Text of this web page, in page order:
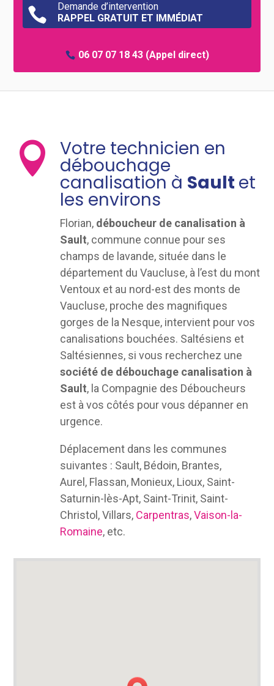

Demande d’intervention
RAPPEL GRATUIT ET IMMÉDIAT
06 07 07 18 43(Appel direct)
 Votre technicien en
débouchage
canalisation à Sault et
les environs
Florian, déboucheur de canalisation à
Sault, commune connue pour ses
champs de lavande, située dans le
département du Vaucluse, à l’est du mont
Ventoux et au nord-est des monts de
Vaucluse, proche des magnifiques
gorges de la Nesque, intervient pour vos
canalisations bouchées. Saltésiens et
Saltésiennes, si vous recherchez une
société de débouchage canalisation à
Sault, la Compagnie des Déboucheurs
est à vos côtés pour vous dépanner en
urgence.
Déplacement dans les communes
suivantes : Sault, Bédoin, Brantes,
Aurel, Flassan, Monieux, Lioux, Saint-
Saturnin-lès-Apt, Saint-Trinit, Saint-
Christol, Villars, Carpentras,Vaison-la-
Romaine, etc.